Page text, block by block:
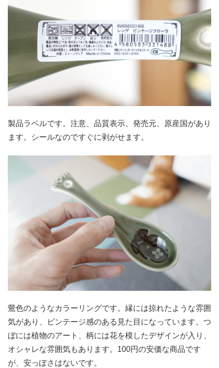
製品ラベルです。注意、品質表示、発売元、原産国があり
ます。シールなのですぐに剥がせます。
鶯色のようなカラーリングです。縁には掠れたような雰囲
気があり、ビンテージ感のある見た目になっています。つ
ぼには植物のアート、柄には花を模したデザインが入り、
オシャレな雰囲気もあります。100円の安価な商品です
が、安っぽさはないです。